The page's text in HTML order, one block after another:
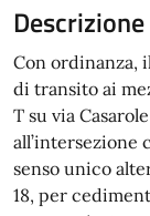
Con ordinanza,
di transito ai
T su via
all’intersezione
senso unico
18, per